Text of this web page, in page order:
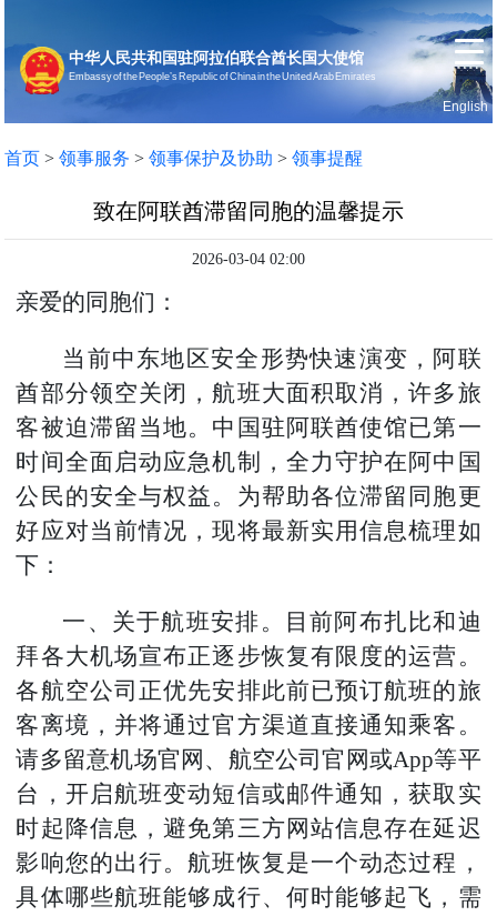
中华人民共和国驻阿拉伯联合酋长国大使馆
Embassy of the People’s Republic of China in the United Arab Emirates
English
首页 >领事服务 >领事保护及协助 >领事提醒
致在阿联酋滞留同胞的温馨提示
2026-03-04 02:00
亲爱的同胞们：
当前中东地区安全形势快速演变，阿联
酋部分领空关闭，航班大面积取消，许多旅
客被迫滞留当地。中国驻阿联酋使馆已第一
时间全面启动应急机制，全力守护在阿中国
公民的安全与权益。为帮助各位滞留同胞更
好应对当前情况，现将最新实用信息梳理如
下：
一、关于航班安排。目前阿布扎比和迪
拜各大机场宣布正逐步恢复有限度的运营。
各航空公司正优先安排此前已预订航班的旅
客离境，并将通过官方渠道直接通知乘客。
请多留意机场官网、航空公司官网或App等平
台，开启航班变动短信或邮件通知，获取实
时起降信息，避免第三方网站信息存在延迟
影响您的出行。航班恢复是一个动态过程，
具体哪些航班能够成行、何时能够起飞，需